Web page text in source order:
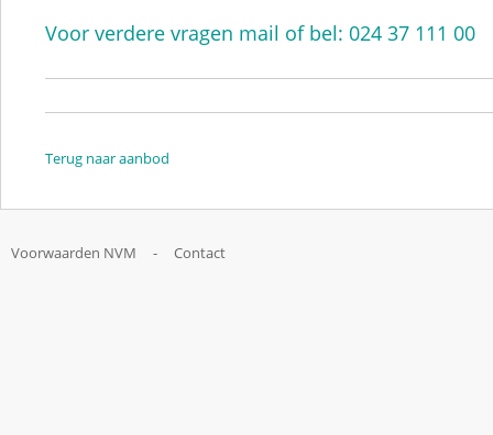
Voor verdere vragen mail of bel: 024 37 111 00
Terug naar aanbod
Voorwaarden NVM - Contact